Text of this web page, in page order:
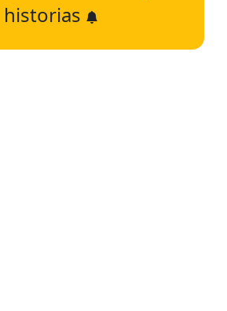
historias